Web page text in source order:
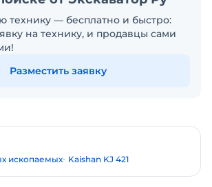
технику — бесплатно и быстро:
на технику, и продавцы сами
Разместить заявку
ископаемых Kaishan KJ 421